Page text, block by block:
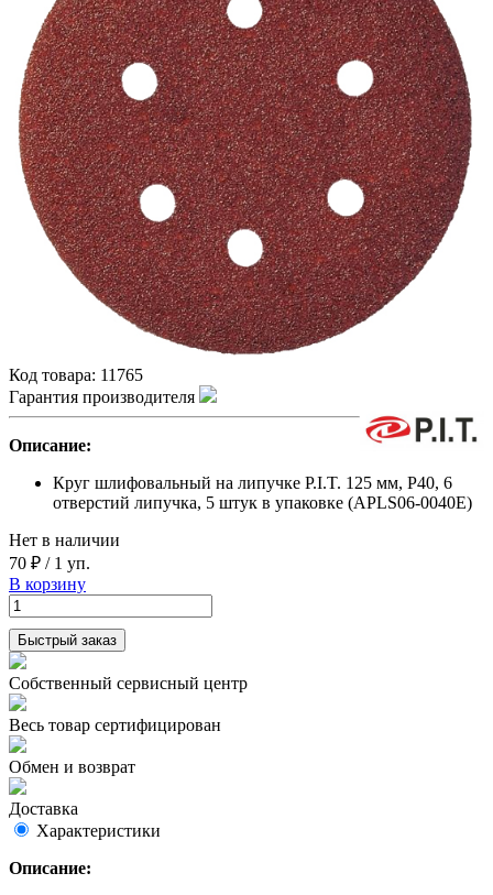
Код товара: 11765
Гарантия производителя
Описание:
Круг шлифовальный на липучке P.I.T. 125 мм, P40, 6
отверстий липучка, 5 штук в упаковке (APLS06-0040E)
Нет в наличии
70 ₽ / 1 уп.
В корзину
Быстрый заказ
Собственный сервисный центр
Весь товар сертифицирован
Обмен и возврат
Доставка
Характеристики
Описание: